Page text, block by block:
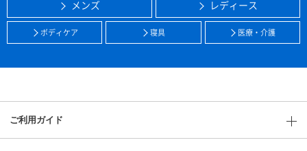
メンズ レディース
ボディケア 寝具 医療・介護
ご利用ガイド